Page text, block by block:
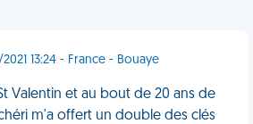
13:24 - France - Bouaye
Valentin et au bout de 20 ans de
m'a offert un double des clés